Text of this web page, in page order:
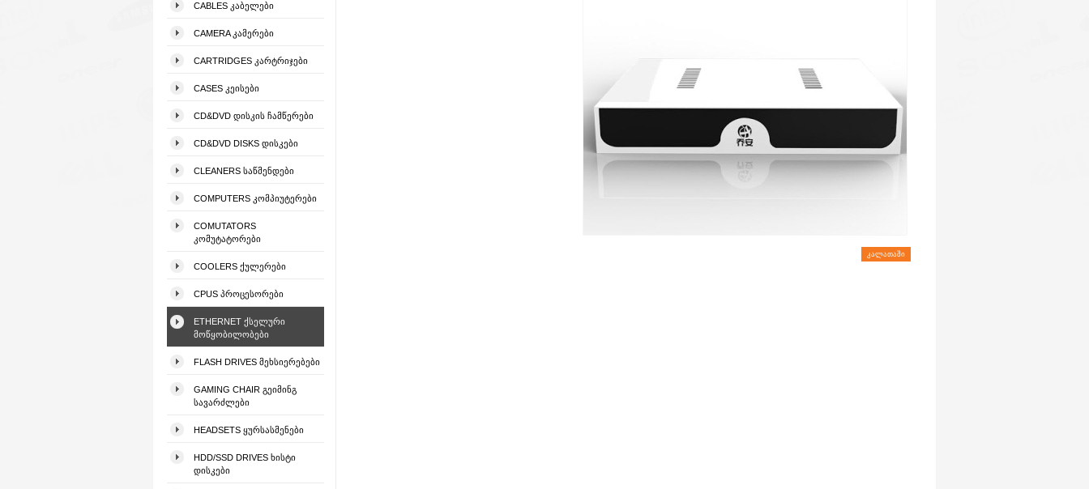
CABLES ᲙᲐᲑᲔᲚᲔᲑᲘ
CAMERA ᲙᲐᲛᲔᲠᲔᲑᲘ
CARTRIDGES ᲙᲐᲠᲢᲠᲘᲯᲔᲑᲘ
CASES ᲙᲔᲘᲡᲔᲑᲘ
CD&DVD ᲓᲘᲡᲙᲘᲡ ᲩᲐᲛᲬᲔᲠᲔᲑᲘ
CD&DVD DISKS ᲓᲘᲡᲙᲔᲑᲘ
CLEANERS ᲡᲐᲬᲛᲔᲜᲓᲔᲑᲘ
COMPUTERS ᲙᲝᲛᲞᲘᲣᲢᲔᲠᲔᲑᲘ
COMUTATORS
ᲙᲝᲛᲣᲢᲐᲢᲝᲠᲔᲑᲘ
COOLERS ᲥᲣᲚᲔᲠᲔᲑᲘ
CPUS ᲞᲠᲝᲪᲔᲡᲝᲠᲔᲑᲘ
ETHERNET ᲥᲡᲔᲚᲣᲠᲘ
ᲛᲝᲬᲧᲝᲑᲘᲚᲝᲑᲔᲑᲘ
FLASH DRIVES ᲛᲔᲮᲡᲘᲔᲠᲔᲑᲔᲑᲘ
GAMING CHAIR ᲒᲔᲘᲛᲘᲜᲒ
ᲡᲐᲕᲐᲠᲫᲚᲔᲑᲘ
HEADSETS ᲧᲣᲠᲡᲐᲡᲛᲔᲜᲔᲑᲘ
HDD/SSD DRIVES ᲮᲘᲡᲢᲘ
ᲓᲘᲡᲙᲔᲑᲘ
ᲙᲐᲚᲐᲗᲐᲨᲘ